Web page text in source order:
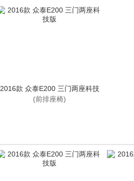
2016款 众泰E200 三门两座科技
版
(前排座椅)